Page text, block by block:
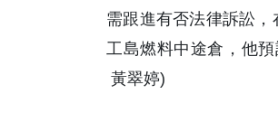
需跟進有否法律訴訟
工島燃料中途倉，他
黃翠婷)